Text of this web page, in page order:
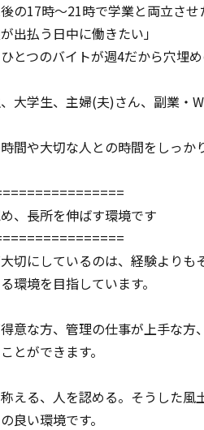
後の17時～21時で学業と両立させ
が出払う日中に働きたい」
ひとつのバイトが週4だから穴埋
大学生、主婦(夫)さん、副業・
間や大切な人との時間をしっか
、長所を伸ばす環境です
切にしているのは、経験より
環境を目指しています。
意な方、管理の仕事が上手な方
とができます。
える、人を認める。そうした風
良い環境です。